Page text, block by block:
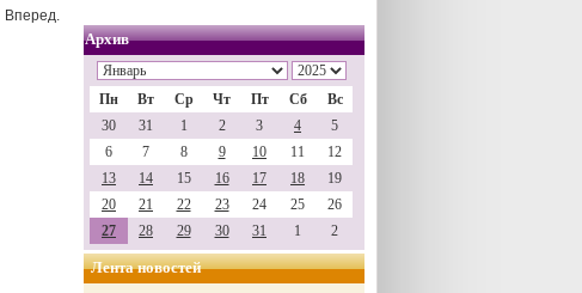
Вперед.
Архив
Пн Вт Ср Чт Пт Сб
Вс
30
31 1 2 3 4
5
6
7 8 9 10 11
12
13
14 15 16 17 18
19
20
21 22 23 24 25
26
27
28 29 30 31 1 2
Лента новостей